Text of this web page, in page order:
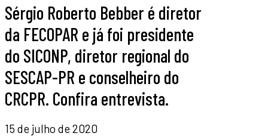
Sérgio Roberto Bebber é diretor
da FECOPAR e já foi presidente
do SICONP, diretor regional do
SESCAP-PR e conselheiro do
CRCPR. Confira entrevista.
15 de julho de 2020